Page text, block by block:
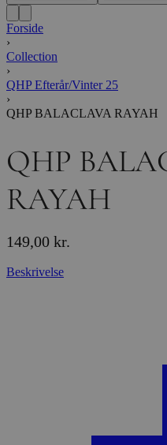
Forside
›
Collection
›
QHP Efterår/Vinter 25
›
QHP BALACLAVA RAYAH
QHP
RAYAH
149,00 kr.
Beskrivelse